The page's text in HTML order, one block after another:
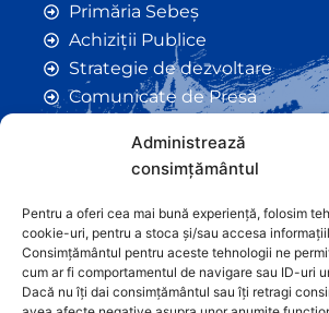
Administrează
consimțământul
Pentru a oferi cea mai bună experiență, folosim
cookie-uri, pentru a stoca și/sau accesa
Consimțământul pentru aceste tehnologii ne
cum ar fi comportamentul de navigare sau ID-uri
Dacă nu îți dai consimțământul sau îți retragi
Primăria Sebeș
Achiziții Publice
Strategie de dezvoltare
Comunicate de Presă
Anunțuri
Hotarâri de Consiliu
Certificate de Urbanism
Autorizații de Construcții
Orașe Înfrățite
Contact